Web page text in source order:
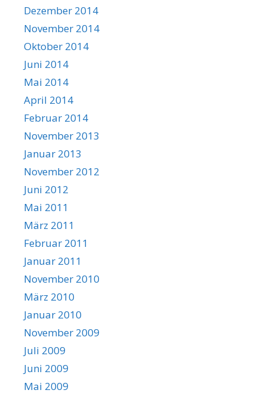
Dezember 2014
November 2014
Oktober 2014
Juni 2014
Mai 2014
April 2014
Februar 2014
November 2013
Januar 2013
November 2012
Juni 2012
Mai 2011
März 2011
Februar 2011
Januar 2011
November 2010
März 2010
Januar 2010
November 2009
Juli 2009
Juni 2009
Mai 2009